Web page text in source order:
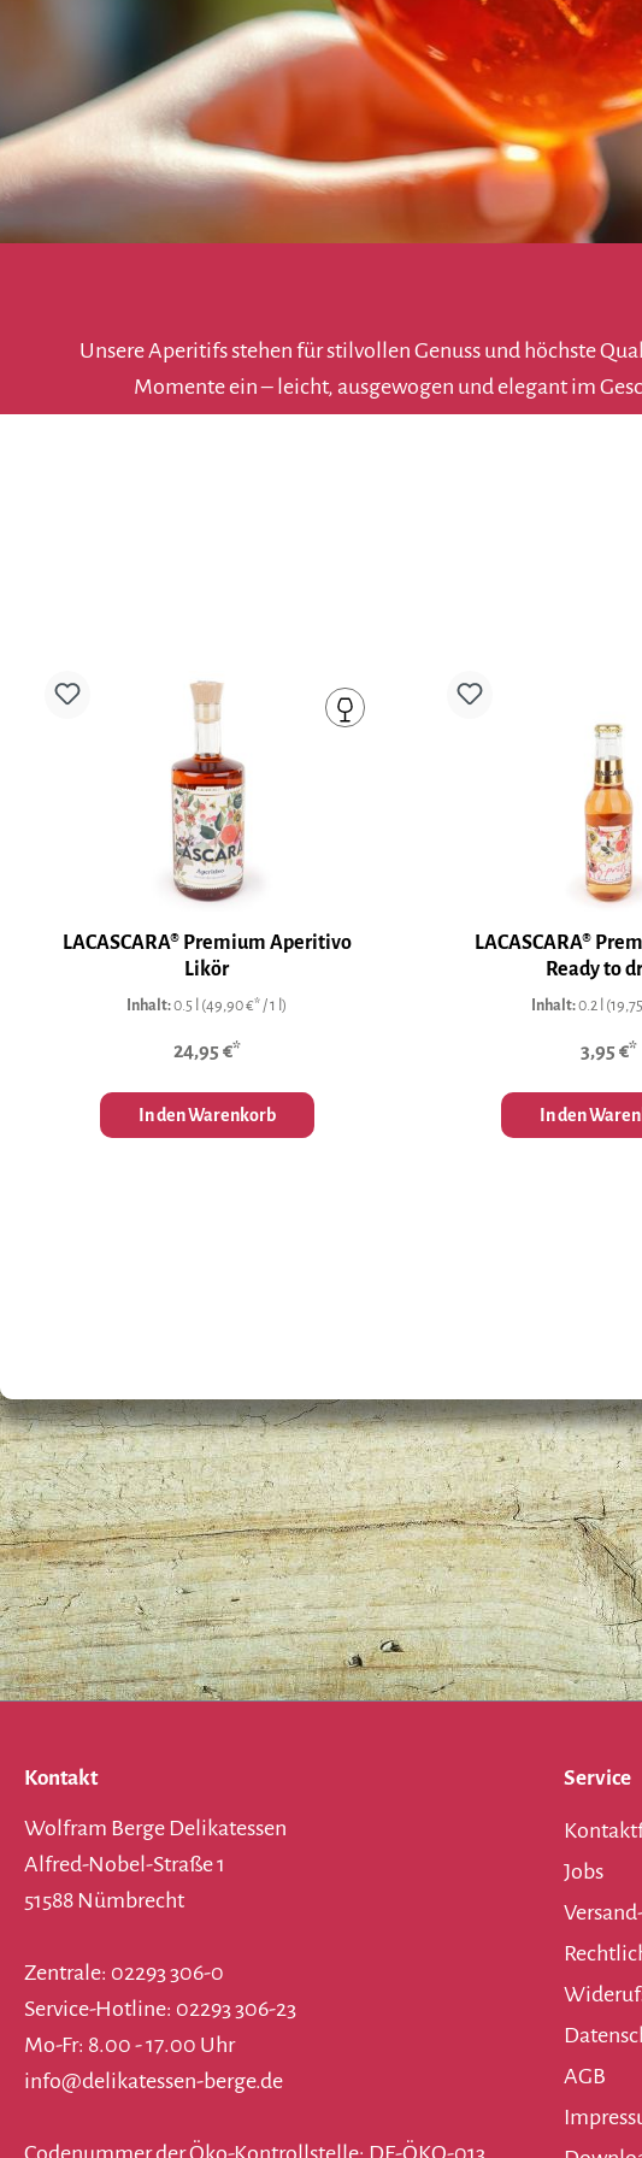
Unsere Aperitifs stehen für stilvollen Genuss und höchste
Momente ein – leicht, ausgewogen und elegant im
LACASCARA® Premium Aperitivo
Likör
Inhalt:0.5 l (49,90 €* / 1 l)
24,95 €*
In den Warenkorb
LACASCARA®
Ready to
Inhalt:0.2 l
3,95 €*
In den
Kontakt
Wolfram Berge Delikatessen
Alfred-Nobel-Straße 1
51588 Nümbrecht
Zentrale: 02293 306-0
Service-Hotline: 02293 306-23
Mo-Fr: 8.00 - 17.00 Uhr
info@delikatessen-berge.de
Codenummer der Öko-Kontrollstelle: DE-ÖKO-013
Service
Jobs
AGB